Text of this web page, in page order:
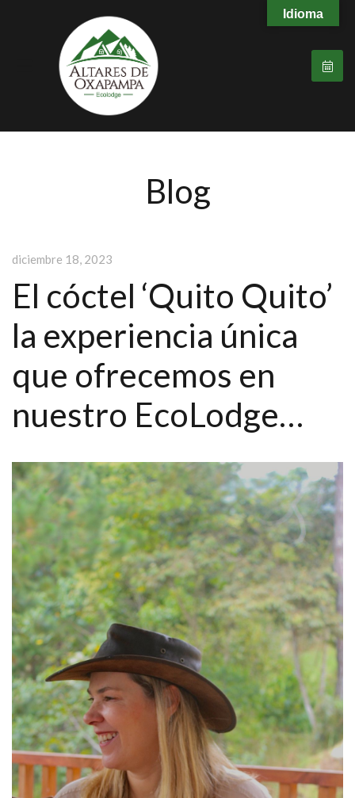
Blog
diciembre 18, 2023
El cóctel ‘Quito Quito’
la experiencia única
que ofrecemos en
nuestro EcoLodge…
Idioma